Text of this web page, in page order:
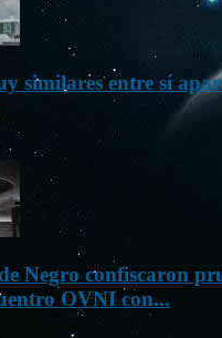
similares entre sí
Negro confiscaron
OVNI con...